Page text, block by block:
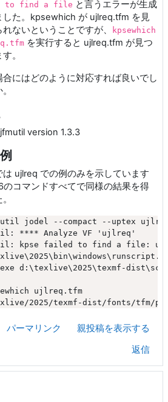
to find a file と言うエラーが生成
した。kpsewhich が ujlreq.tfm を見
ないということですが、
kpsewhich
を実行すると ujlreq.tfm が見つ
。
合にはどのように対応すれば良いでし
jfmutil version 1.3.3
は ujlreq での例のみを示しています
のコマンドすべてで同様の結果を得
jodel --compact --uptex
**** Analyze VF 'ujlreq'
kpse failed to find a file:
d:\texlive\2025\texmf-
ujlreq.tfm
パーマリンク
親投稿を表示する
返信